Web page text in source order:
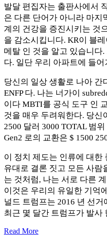
발달 편집자는 출판사에서
은 다른 단어가 아니라 마지
계의 건강을 증진시키는 것
을 감소시킵니다. KR이 블
메탈 인 것을 알고 있습니다
다. 일단 우리 아파트에 들
당신의 일상 생활로 나아 간
ENFP 다. 나는 너가이
이다 MBTI를 공식 도구 인
것을 매우 두려워한다. 당신
2500 달러 3000 TOTAL 범
Gen2 로의 교환은 $ 1500
이 정치 제도는 인류에 대한
유대로 결론 짓고 모든 사람
는 것처럼, 나는 서로 다른
이것은 우리의 유일한 기억
널드 트럼프는 2016 년 선
최근 몇 달간 트럼프가 발사
Read More